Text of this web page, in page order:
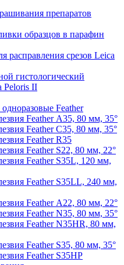
препаратов
образцов в парафин
расправления срезов Leica
гистологический
Peloris II
Feather
Feather А35, 80 мм, 35°
Feather С35, 80 мм, 35°
Feather R35
Feather S22, 80 мм, 22°
Feather S35L, 120 мм,
Feather S35LL, 240 мм,
Feather А22, 80 мм, 22°
Feather N35, 80 мм, 35°
Feather N35HR, 80 мм,
Feather S35, 80 мм, 35°
Feather S35HP